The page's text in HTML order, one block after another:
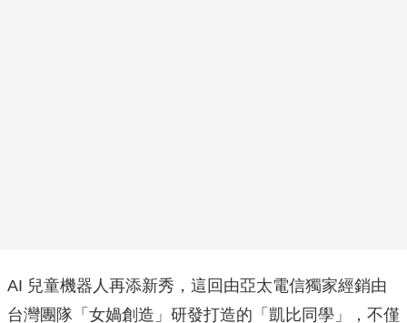
AI 兒童機器人再添新秀，這回由亞太電信獨家經銷由
台灣團隊「女媧創造」研發打造的「凱比同學」，不僅